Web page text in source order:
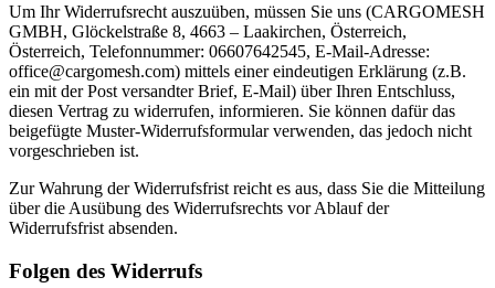
Um Ihr Widerrufsrecht auszuüben, müssen Sie uns (CARGOMESH
GMBH, Glöckelstraße 8, 4663 – Laakirchen, Österreich,
Österreich, Telefonnummer: 06607642545, E-Mail-Adresse:
office@cargomesh.com) mittels einer eindeutigen Erklärung (z.B.
ein mit der Post versandter Brief, E-Mail) über Ihren Entschluss,
diesen Vertrag zu widerrufen, informieren. Sie können dafür das
beigefügte Muster-Widerrufsformular verwenden, das jedoch nicht
vorgeschrieben ist.
Zur Wahrung der Widerrufsfrist reicht es aus, dass Sie die Mitteilung
über die Ausübung des Widerrufsrechts vor Ablauf der
Widerrufsfrist absenden.
Folgen des Widerrufs